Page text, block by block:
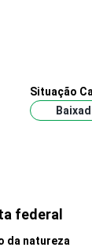
Situação
federal
da natureza